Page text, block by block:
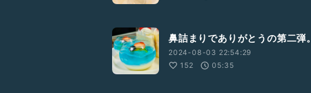
鼻詰まりでありがとうの第二弾。
2024-08-03 22:54:29
152
05:35